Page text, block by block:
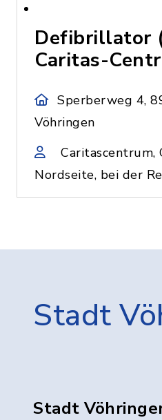
Defibrillator
Caritas-
Sperberweg 4,
Vöhringen
Caritascentrum,
Nordseite, bei der
Stadt
Stadt